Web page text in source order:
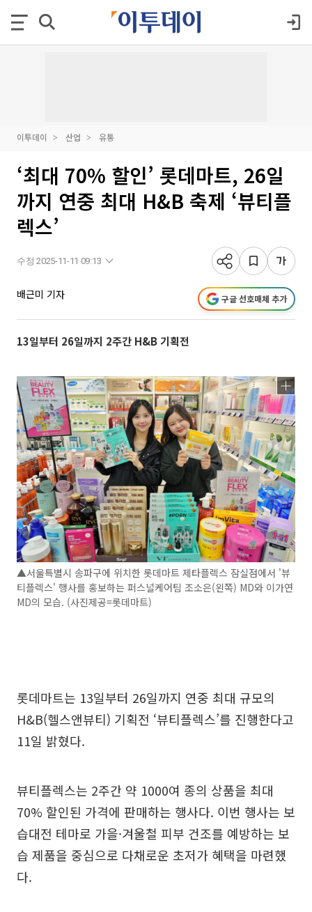
이투데이 산업 유통
‘최대 70% 할인’ 롯데마트, 26일
까지 연중 최대 H&B 축제 ‘뷰티플
렉스’
수정 2025-11-11 09:13
배근미 기자 구글 선호매체 추가
13일부터 26일까지 2주간 H&B 기획전
▲서울특별시 송파구에 위치한 롯데마트 제타플렉스 잠실점에서 '뷰
티플렉스' 행사를 홍보하는 퍼스널케어팀 조소은(왼쪽) MD와 이가연
MD의 모습. (사진제공=롯데마트)
롯데마트는 13일부터 26일까지 연중 최대 규모의
H&B(헬스앤뷰티) 기획전 ‘뷰티플렉스’를 진행한다고
11일 밝혔다.
뷰티플렉스는 2주간 약 1000여 종의 상품을 최대
70% 할인된 가격에 판매하는 행사다. 이번 행사는 보
습대전 테마로 가을·겨울철 피부 건조를 예방하는 보
습 제품을 중심으로 다채로운 초저가 혜택을 마련했
다.